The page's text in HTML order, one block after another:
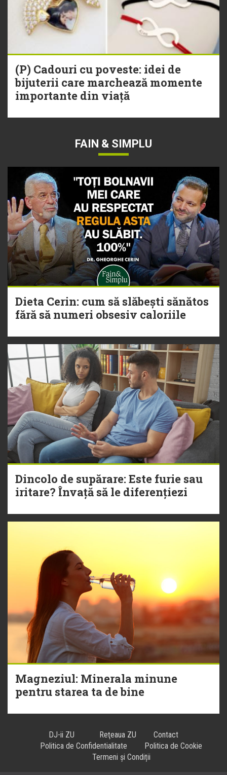
(P) Cadouri cu poveste: idei de
bijuterii care marchează momente
importante din viață
FAIN & SIMPLU
Dieta Cerin: cum să slăbești sănătos
fără să numeri obsesiv caloriile
Dincolo de supărare: Este furie sau
iritare? Învață să le diferențiezi
Magneziul: Minerala minune
pentru starea ta de bine
DJ-ii ZU Reţeaua ZU
Contact
Politica de Confidentialitate
Politica de Cookie
Termeni și Condiții